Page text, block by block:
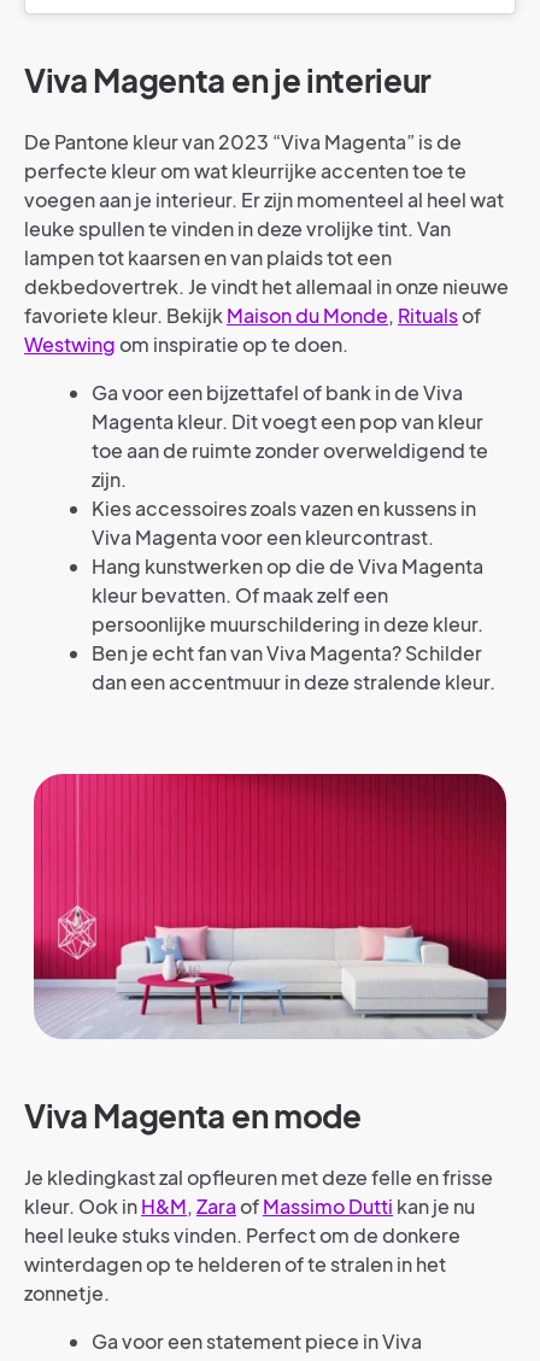
Viva Magenta en je interieur
De Pantone kleur van 2023 “Viva Magenta” is de
perfecte kleur om wat kleurrijke accenten toe te
voegen aan je interieur. Er zijn momenteel al heel wat
leuke spullen te vinden in deze vrolijke tint. Van
lampen tot kaarsen en van plaids tot een
dekbedovertrek. Je vindt het allemaal in onze nieuwe
favoriete kleur. BekijkMaison du Monde, Ritualsof
Westwingom inspiratie op te doen.
Ga voor een bijzettafel of bank in de Viva
Magenta kleur. Dit voegt een pop van kleur
toe aan de ruimte zonder overweldigend te
zijn.
Kies accessoires zoals vazen en kussens in
Viva Magenta voor een kleurcontrast.
Hang kunstwerken op die de Viva Magenta
kleur bevatten. Of maak zelf een
persoonlijke muurschildering in deze kleur.
Ben je echt fan van Viva Magenta? Schilder
dan een accentmuur in deze stralende kleur.
Viva Magenta en mode
Je kledingkast zal opfleuren met deze felle en frisse
kleur. Ook inH&M, ZaraofMassimo Dutti kan je nu
heel leuke stuks vinden. Perfect om de donkere
winterdagen op te helderen of te stralen in het
zonnetje.
Ga voor een statement piece in Viva